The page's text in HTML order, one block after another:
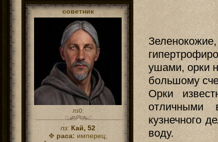
советник
лз0:
лз: Кай, 52
✥ раса: имперец;
ушами, орки
большому
Орки
отличными
кузнечного
воду.